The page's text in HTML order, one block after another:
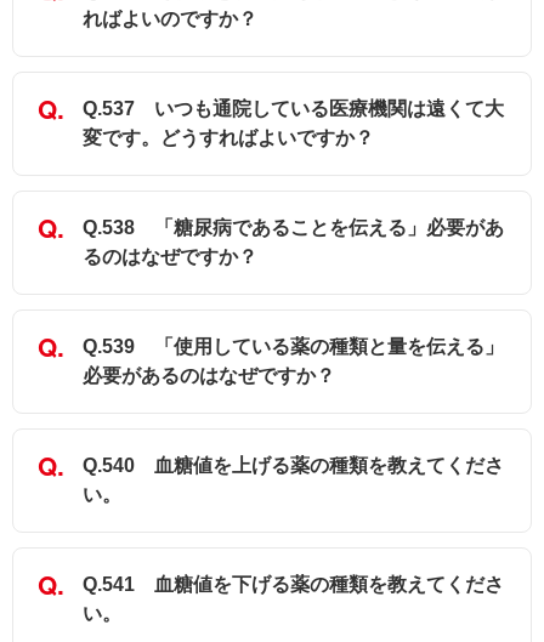
ればよいのですか？
Q.537 いつも通院している医療機関は遠くて大
変です。どうすればよいですか？
Q.538 「糖尿病であることを伝える」必要があ
るのはなぜですか？
Q.539 「使用している薬の種類と量を伝える」
必要があるのはなぜですか？
Q.540 血糖値を上げる薬の種類を教えてくださ
い。
Q.541 血糖値を下げる薬の種類を教えてくださ
い。